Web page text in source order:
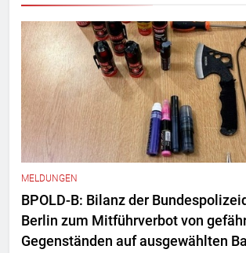
MELDUNGEN
BPOLD-B: Bilanz der
Berlin zum Mitführverbot von
Gegenständen auf ausgewählten